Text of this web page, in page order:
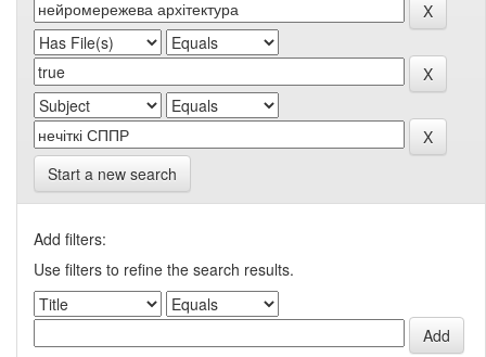
Start a new search
Add filters:
Use filters to refine the search results.